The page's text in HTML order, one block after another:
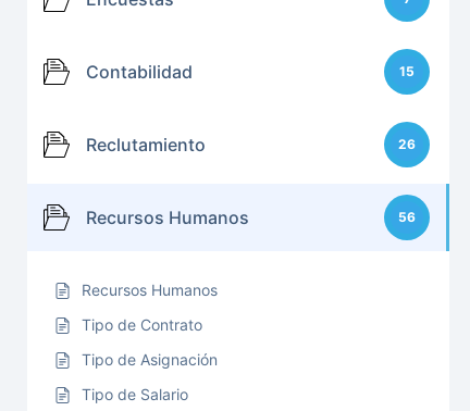
Contabilidad 15
Reclutamiento 26
Recursos Humanos 56
Recursos Humanos
Tipo de Contrato
Tipo de Asignación
Tipo de Salario